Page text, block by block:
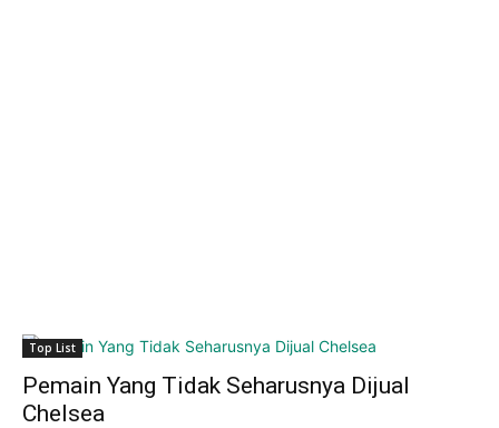
Top List
Pemain Yang Tidak Seharusnya Dijual
Chelsea